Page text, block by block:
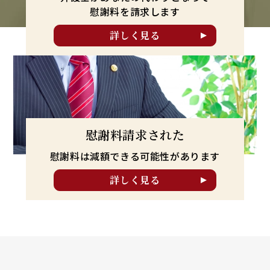
慰謝料を請求します
詳しく見る
慰謝料請求された
慰謝料は減額できる可能性があります
詳しく見る